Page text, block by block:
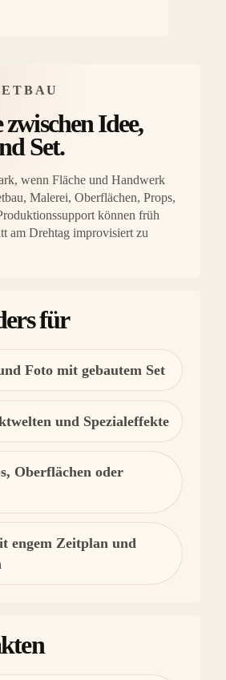
Idee,
Set.
wenn Fläche und Handwerk
Malerei, Oberflächen, Props,
können früh
am Drehtag improvisiert zu
für
Foto mit gebautem Set
und Spezialeffekte
Oberflächen oder
engem Zeitplan und